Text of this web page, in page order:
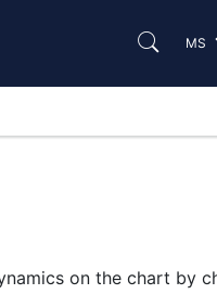
MS
on the chart by